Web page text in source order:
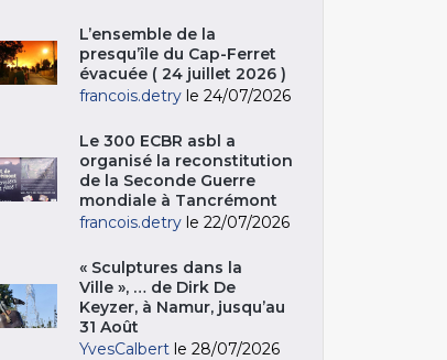
L’ensemble de la
presqu’île du Cap-Ferret
évacuée ( 24 juillet 2026 )
francois.detry le 24/07/2026
Le 300 ECBR asbl a
organisé la reconstitution
de la Seconde Guerre
mondiale à Tancrémont
francois.detry le 22/07/2026
« Sculptures dans la
Ville », … de Dirk De
Keyzer, à Namur, jusqu’au
31 Août
YvesCalbert le 28/07/2026